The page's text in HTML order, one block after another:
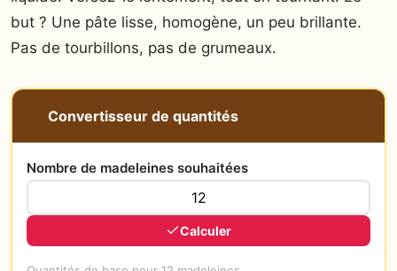
but ? Une pâte lisse, homogène, un peu brillante.
Pas de tourbillons, pas de grumeaux.
Convertisseur de quantités
Nombre de madeleines souhaitées
Calculer